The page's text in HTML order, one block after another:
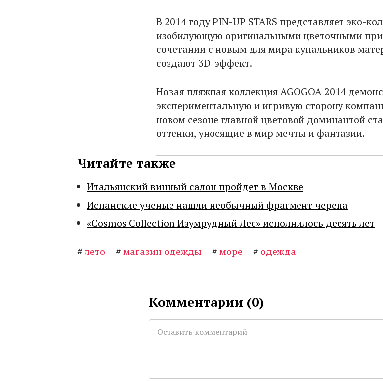
В 2014 году PIN-UP STARS представляет эко-
изобилующую оригинальными цветочными
сочетании с новым для мира купальников
создают 3D-эффект.
Новая пляжная коллекция AGOGOA 2014
экспериментальную и игривую сторону
новом сезоне главной цветовой доминантой
оттенки, уносящие в мир мечты и фантазии.
Читайте также
Итальянский винный салон пройдет в Москве
Испанские ученые нашли необычный фрагмент черепа
«Cosmos Collection Изумрудный Лес» исполнилось десять лет
#лето #магазин одежды #море # одежда
Комментарии (0)